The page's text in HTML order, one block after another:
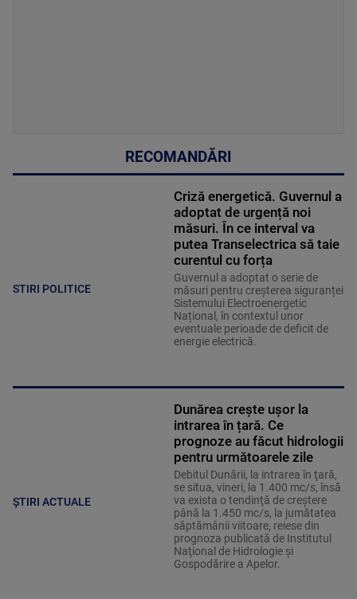
RECOMANDĂRI
STIRI POLITICE
Criză energetică. Guvernul a
adoptat de urgență noi
măsuri. În ce interval va
putea Transelectrica să taie
curentul cu forța
Guvernul a adoptat o serie de
măsuri pentru creșterea siguranței
Sistemului Electroenergetic
Național, în contextul unor
eventuale perioade de deficit de
energie electrică.
ȘTIRI ACTUALE
Dunărea crește ușor la
intrarea în țară. Ce
prognoze au făcut hidrologii
pentru următoarele zile
Debitul Dunării, la intrarea în ţară,
se situa, vineri, la 1.400 mc/s, însă
va exista o tendinţă de creştere
până la 1.450 mc/s, la jumătatea
săptămânii viitoare, reiese din
prognoza publicată de Institutul
Naţional de Hidrologie şi
Gospodărire a Apelor.